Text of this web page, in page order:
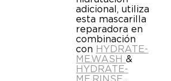
adicional, utiliza
esta mascarilla
reparadora en
combinación
con HYDRATE-
ME.WASH &
HYDRATE-
ME.RINSE .